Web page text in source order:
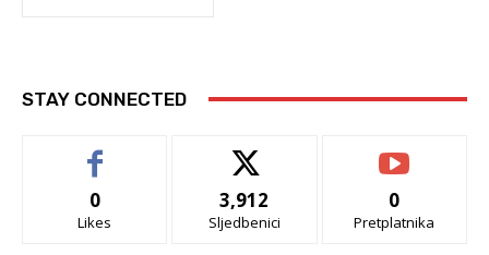
STAY CONNECTED
0
Likes
3,912
Sljedbenici
0
Pretplatnika